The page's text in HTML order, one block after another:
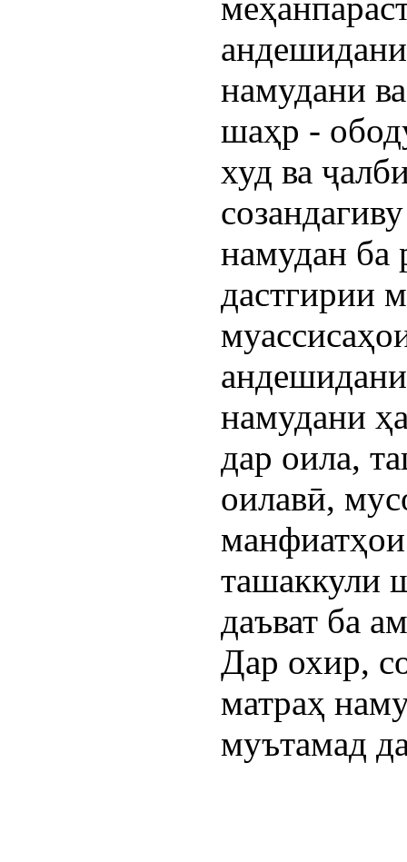
намудани
шаҳр -
худ ва
намудан
дастгирии
намудани
дар оила,
оилавӣ,
ташаккули
даъват ба
Дар охир,
матраҳ
муътамад